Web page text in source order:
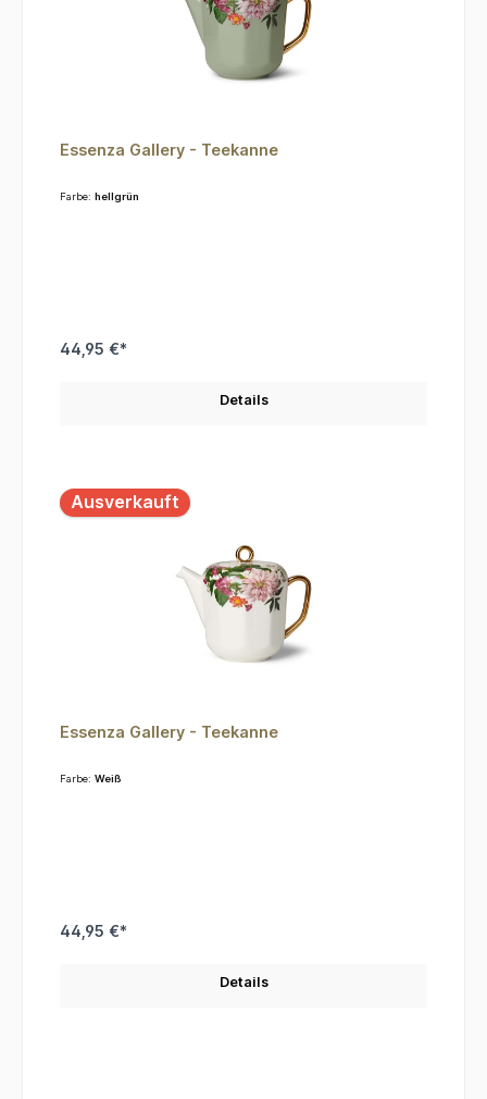
Essenza Gallery - Teekanne
Farbe: hellgrün
44,95 €*
Details
Ausverkauft
Essenza Gallery - Teekanne
Farbe: Weiß
44,95 €*
Details